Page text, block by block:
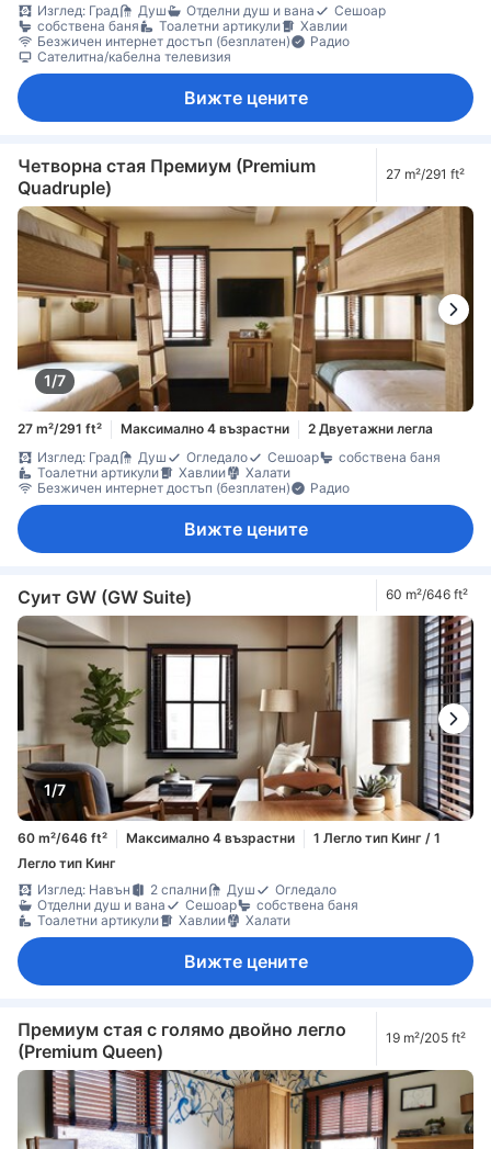
Изглед: Град
Душ Отделни душ и вана
Сешоар
собствена баня
Тоалетни артикули
Хавлии
Безжичен интернет достъп (безплатен)
Радио
Сателитна/кабелна телевизия
Вижте цените
Четворна стая Премиум (Premium
Quadruple)
27 m²/291 ft²
1/7
27 m²/291 ft² Максимално 4 възрастни
2 Двуетажни легла
Изглед: Град
Душ Огледало Сешоар
собствена баня
Тоалетни артикули
Хавлии
Халати
Безжичен интернет достъп (безплатен)
Радио
Вижте цените
Суит GW (GW Suite) 60 m²/646 ft²
1/7
60 m²/646 ft² Максимално 4 възрастни
1 Легло тип Кинг / 1
Легло тип Кинг
Изглед: Навън
2 спални Душ
Огледало
Отделни душ и вана
Сешоар
собствена баня
Тоалетни артикули
Хавлии Халати
Вижте цените
Премиум стая с голямо двойно легло
(Premium Queen)
19 m²/205 ft²